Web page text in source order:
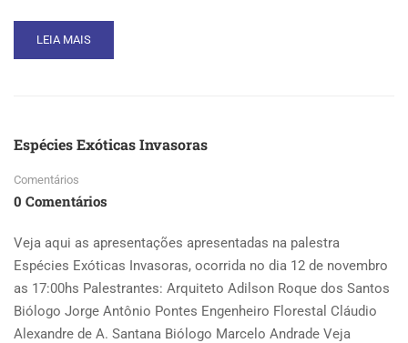
READ
MORE
LEIA MAIS
Espécies Exóticas Invasoras
Comentários
0 Comentários
Veja aqui as apresentações apresentadas na palestra
Espécies Exóticas Invasoras, ocorrida no dia 12 de novembro
as 17:00hs Palestrantes: Arquiteto Adilson Roque dos Santos
Biólogo Jorge Antônio Pontes Engenheiro Florestal Cláudio
Alexandre de A. Santana Biólogo Marcelo Andrade Veja